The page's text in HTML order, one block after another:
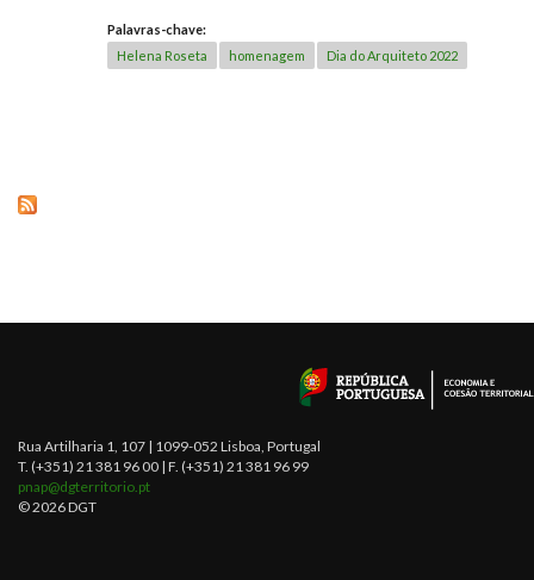
Palavras-chave:
Helena Roseta
homenagem Dia do Arquiteto 2022
Rua Artilharia 1, 107 | 1099-052 Lisboa, Portugal
T. (+351) 21 381 96 00 | F. (+351) 21 381 96 99
pnap@dgterritorio.pt
© 2026 DGT